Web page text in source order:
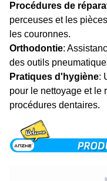
Procédures de
perceuses et les
les couronnes.
Orthodontie:
des outils
Pratiques d'hygiène:
pour le nettoyage et le
procédures dentaires.